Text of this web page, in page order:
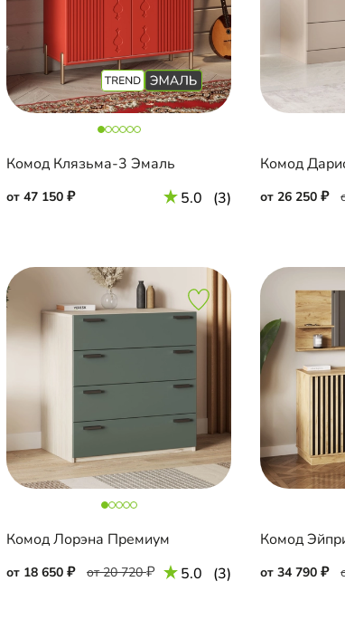
Комод Клязьма-3 Эмаль
от 47 150 5.0 (3)
Комод
от 26 250
Комод Лорэна Премиум
от 18 650 от 20 720 5.0 (3) от 34 790